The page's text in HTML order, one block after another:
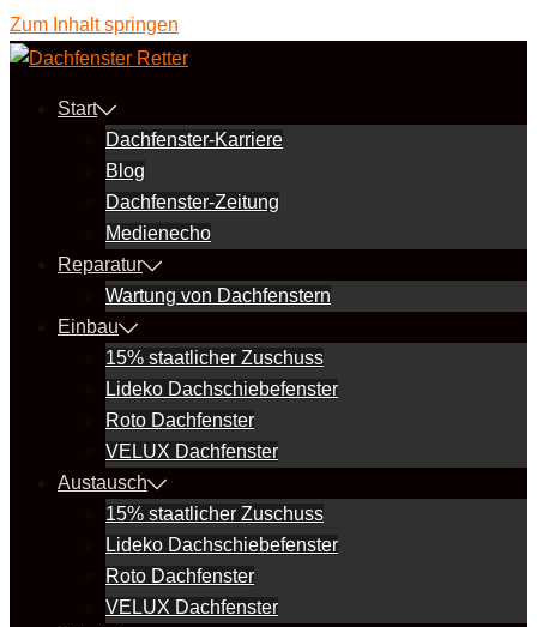
Zum Inhalt springen
Start
Dachfenster-Karriere
Blog
Dachfenster-Zeitung
Medienecho
Reparatur
Wartung von Dachfenstern
Einbau
15% staatlicher Zuschuss
Lideko Dachschiebefenster
Roto Dachfenster
VELUX Dachfenster
Austausch
15% staatlicher Zuschuss
Lideko Dachschiebefenster
Roto Dachfenster
VELUX Dachfenster